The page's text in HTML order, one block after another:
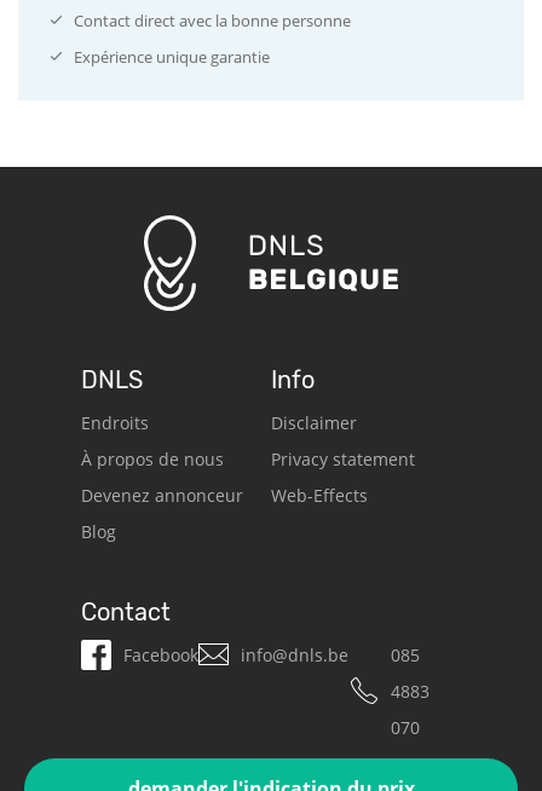
Contact direct avec la bonne personne
Expérience unique garantie
DNLS
Endroits
À propos de nous
Devenez annonceur
Blog
Info
Disclaimer
Privacy statement
Web-Effects
Contact
Facebook info@dnls.be
085
4883
070